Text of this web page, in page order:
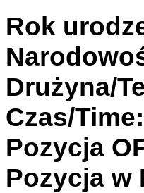
Rok
Drużyna/
Czas/
Pozycja
Pozycja w